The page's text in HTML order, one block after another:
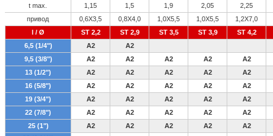
t max.
1,15 1,5 1,9 2,05
2,25
привод
0,6X3,5 0,8X4,0 1,0X5,5 1,0X5,5
1,2X7,0
l / Ø
ST 2,2 ST 2,9 ST 3,5 ST 3,9
ST 4,2
6,5 (1/4")
A2
A2
9,5 (3/8")
A2 A2 A2 A2
A2
13 (1/2")
A2 A2 A2 A2
A2
16 (5/8")
A2 A2 A2 A2
A2
19 (3/4")
A2 A2 A2 A2
A2
22 (7/8")
A2 A2 A2 A2
A2
25 (1")
A2 A2 A2 A2
A2